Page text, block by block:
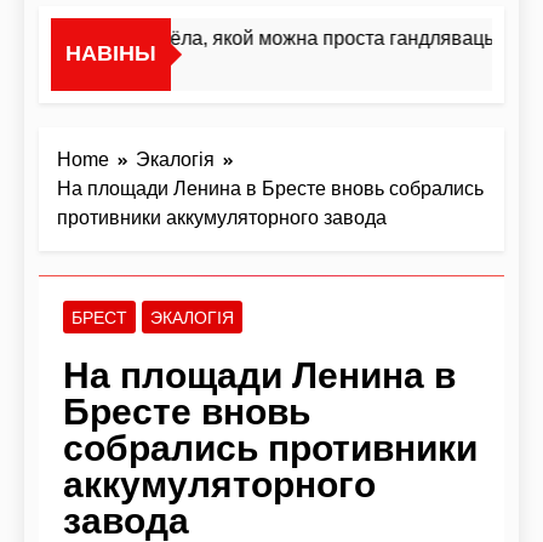
НАВІНЫ
«Я не жывёла, якой можна проста гандляваць»У
Home
Экалогія
На площади Ленина в Бресте вновь собрались
противники аккумуляторного завода
БРЕСТ ЭКАЛОГІЯ
На площади Ленина в
Бресте вновь
собрались противники
аккумуляторного
завода